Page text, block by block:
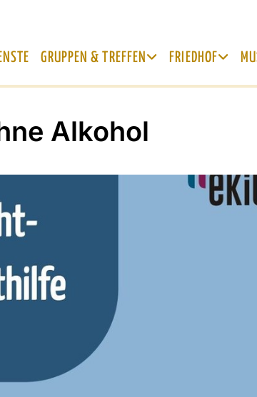
GRUPPEN & TREFFEN FRIEDHOF
Alkohol